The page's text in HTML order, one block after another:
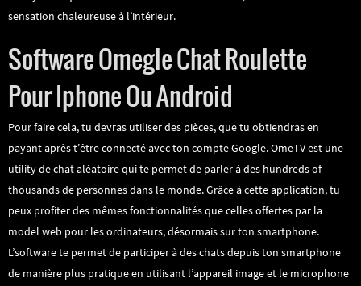
sensation chaleureuse à l’intérieur.
Software Omegle Chat Roulette
Pour Iphone Ou Android
Pour faire cela, tu devras utiliser des pièces, que tu obtiendras en
payant après t’être connecté avec ton compte Google. OmeTV est une
utility de chat aléatoire qui te permet de parler à des hundreds of
thousands de personnes dans le monde. Grâce à cette application, tu
peux profiter des mêmes fonctionnalités que celles offertes par la
model web pour les ordinateurs, désormais sur ton smartphone.
L’software te permet de participer à des chats depuis ton smartphone
de manière plus pratique en utilisant l’appareil image et le microphone